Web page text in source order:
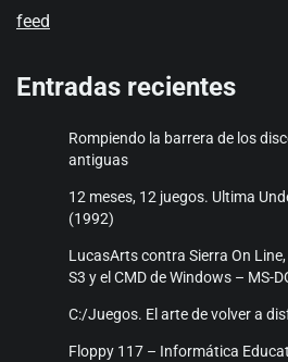
feed
Entradas recientes
Rompiendo la barrera de los
antiguas
12 meses, 12 juegos. Ultima
(1992)
LucasArts contra Sierra On
S3 y el CMD de Windows – MS-
C:/Juegos. El arte de volver a
Floppy 117 – Informática